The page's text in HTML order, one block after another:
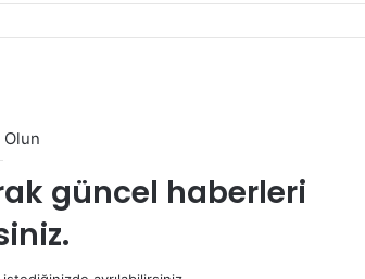
güncel haberleri